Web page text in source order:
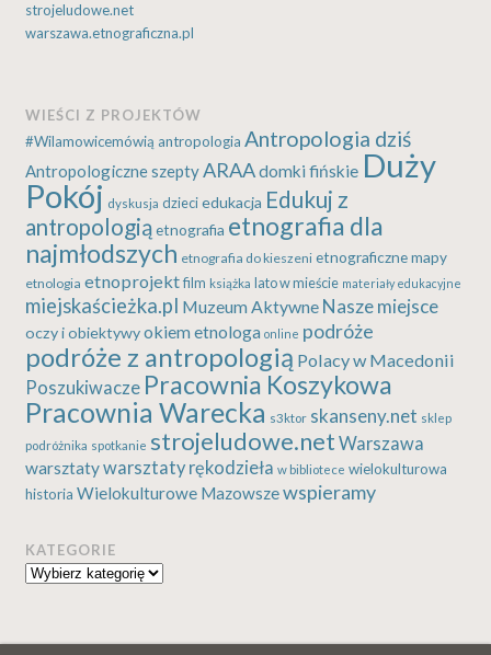
strojeludowe.net
warszawa.etnograficzna.pl
WIEŚCI Z PROJEKTÓW
#Wilamowicemówią antropologia Antropologia dziś
Antropologiczne szeptyARAAdomki fińskie Duży
Pokój dyskusja dzieci edukacja Edukuj z
antropologiąetnografia etnografia dla
najmłodszych etnografia do kieszeni etnograficzne mapy
etnologia etnoprojekt film książka lato w mieście materiały edukacyjne
miejskaścieżka.pl Muzeum Aktywne Nasze miejsce
oczy i obiektywyokiem etnologa online podróże
podróże z antropologią Polacy w Macedonii
Poszukiwacze Pracownia Koszykowa
Pracownia Warecka s3ktor skanseny.net sklep
podróżnika spotkanie strojeludowe.net Warszawa
warsztatywarsztaty rękodzieła w bibliotece wielokulturowa
historia Wielokulturowe Mazowszewspieramy
KATEGORIE
Kategorie